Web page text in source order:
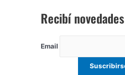
Recibí
Email